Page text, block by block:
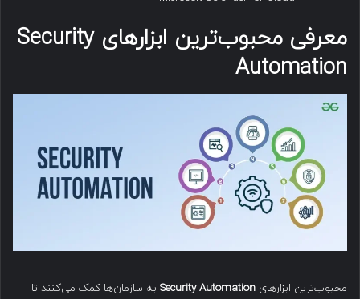
معرفی محبوب‌ترین ابزارهای Security
Automation
محبوب‌ترین ابزارهای Security Automation به سازمان‌ها کمک می‌کنند تا